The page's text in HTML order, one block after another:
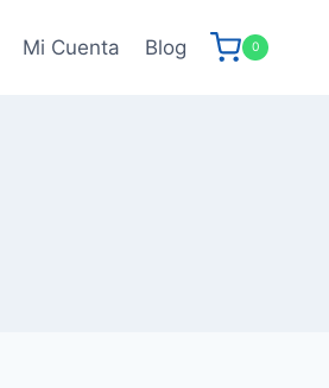
Mi Cuenta Blog 0